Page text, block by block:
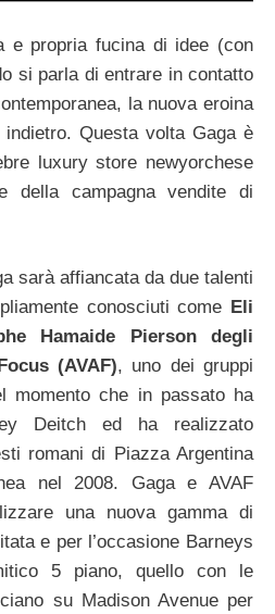
propria fucina di idee (con
si parla di entrare in contatto
la nuova eroina
Questa volta Gaga è
luxury store newyorchese
della campagna vendite di
sarà affiancata da due talenti
conosciuti come Eli
Hamaide Pierson degli
(AVAF), uno dei gruppi
momento che in passato ha
Deitch ed ha realizzato
romani di Piazza Argentina
nel 2008. Gaga e AVAF
una nuova gamma di
e per l’occasione Barneys
5 piano, quello con le
su Madison Avenue per